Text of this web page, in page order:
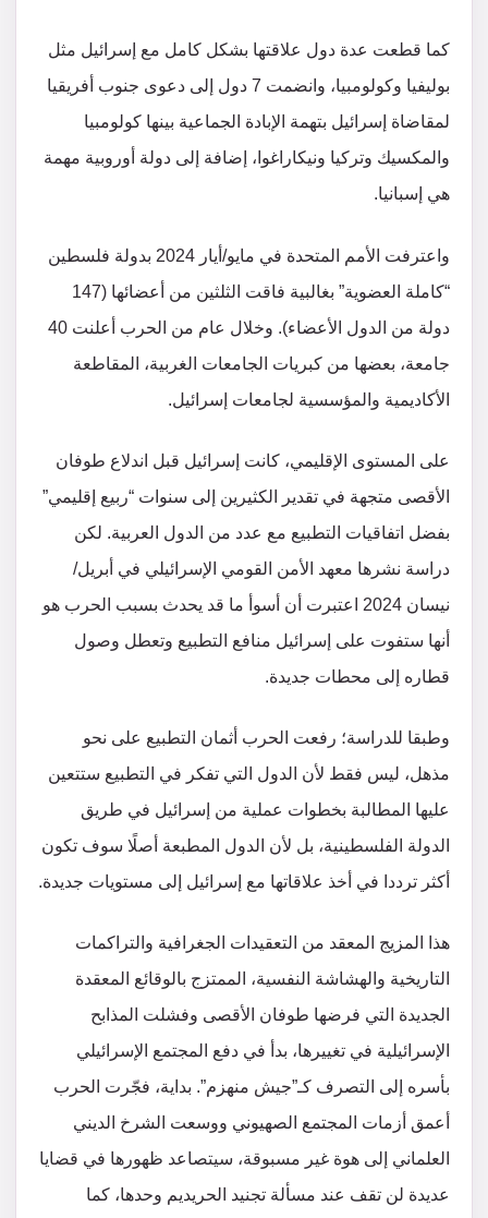
كما قطعت عدة دول علاقتها بشكل كامل مع إسرائيل مثل
بوليفيا وكولومبيا، وانضمت 7 دول إلى دعوى جنوب أفريقيا
لمقاضاة إسرائيل بتهمة الإبادة الجماعية بينها كولومبيا
والمكسيك وتركيا ونيكاراغوا، إضافة إلى دولة أوروبية مهمة
هي إسبانيا.
واعترفت الأمم المتحدة في مايو/أيار 2024 بدولة فلسطين
“كاملة العضوية” بغالبية فاقت الثلثين من أعضائها (147
دولة من الدول الأعضاء). وخلال عام من الحرب أعلنت 40
جامعة، بعضها من كبريات الجامعات الغربية، المقاطعة
الأكاديمية والمؤسسية لجامعات إسرائيل.
على المستوى الإقليمي، كانت إسرائيل قبل اندلاع طوفان
الأقصى متجهة في تقدير الكثيرين إلى سنوات “ربيع إقليمي”
بفضل اتفاقيات التطبيع مع عدد من الدول العربية. لكن
دراسة نشرها معهد الأمن القومي الإسرائيلي في أبريل/
نيسان 2024 اعتبرت أن أسوأ ما قد يحدث بسبب الحرب هو
أنها ستفوت على إسرائيل منافع التطبيع وتعطل وصول
قطاره إلى محطات جديدة.
وطبقا للدراسة؛ رفعت الحرب أثمان التطبيع على نحو
مذهل، ليس فقط لأن الدول التي تفكر في التطبيع ستتعين
عليها المطالبة بخطوات عملية من إسرائيل في طريق
الدولة الفلسطينية، بل لأن الدول المطبعة أصلًا سوف تكون
أكثر ترددا في أخذ علاقاتها مع إسرائيل إلى مستويات جديدة.
هذا المزيج المعقد من التعقيدات الجغرافية والتراكمات
التاريخية والهشاشة النفسية، الممتزج بالوقائع المعقدة
الجديدة التي فرضها طوفان الأقصى وفشلت المذابح
الإسرائيلية في تغييرها، بدأ في دفع المجتمع الإسرائيلي
بأسره إلى التصرف كـ”جيش منهزم”. بداية، فجّرت الحرب
أعمق أزمات المجتمع الصهيوني ووسعت الشرخ الديني
العلماني إلى هوة غير مسبوقة، سيتصاعد ظهورها في قضايا
عديدة لن تقف عند مسألة تجنيد الحريديم وحدها، كما